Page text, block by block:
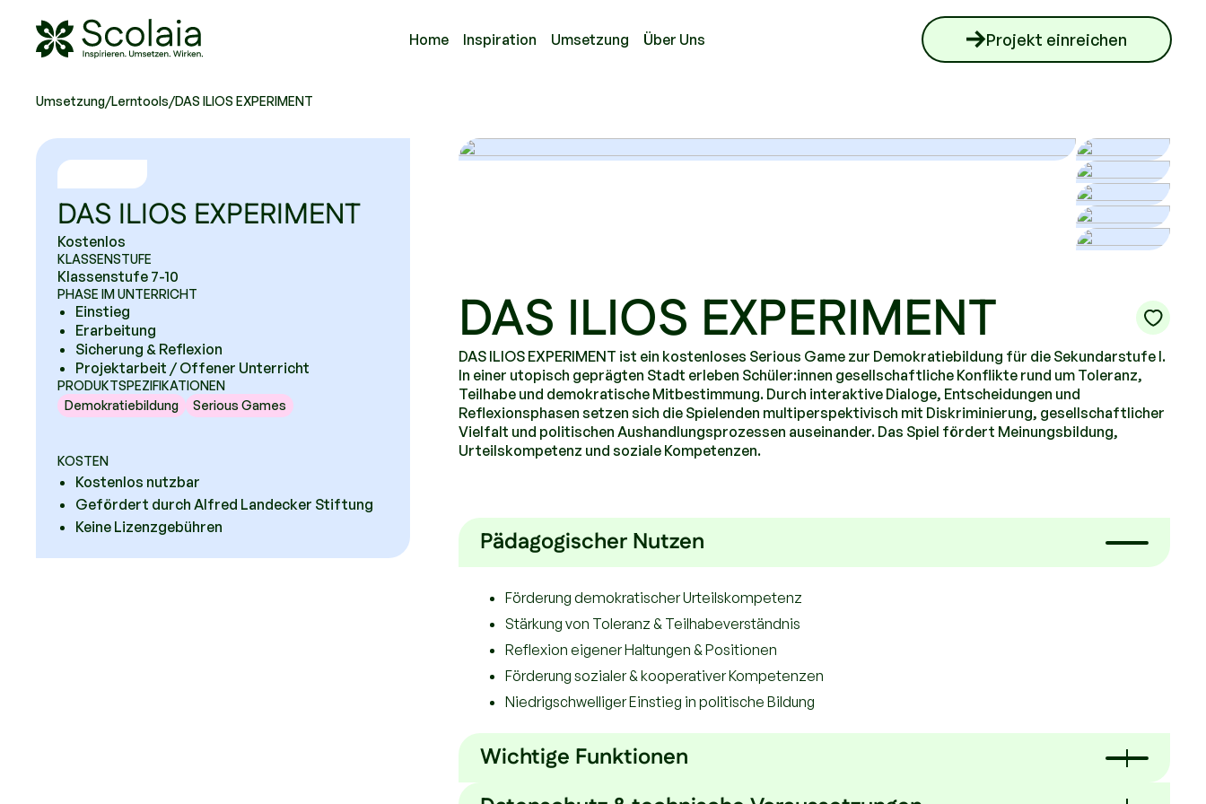
Home Inspiration Umsetzung Über Uns Projekt einreichen
Umsetzung/Lerntools/DAS ILIOS EXPERIMENT
DAS ILIOS EXPERIMENT
Kostenlos
KLASSENSTUFE
Klassenstufe 7-10
PHASE IM UNTERRICHT
Einstieg
Erarbeitung
Sicherung & Reflexion
Projektarbeit / Offener Unterricht
PRODUKTSPEZIFIKATIONEN
Demokratiebildung
Serious Games
KOSTEN
Kostenlos nutzbar
Gefördert durch Alfred Landecker Stiftung
Keine Lizenzgebühren
DAS ILIOS EXPERIMENT
DAS ILIOS EXPERIMENT ist ein kostenloses Serious Game zur Demokratiebildung für die Sekundarstufe I.
In einer utopisch geprägten Stadt erleben Schüler:innen gesellschaftliche Konflikte rund um Toleranz,
Teilhabe und demokratische Mitbestimmung. Durch interaktive Dialoge, Entscheidungen und
Reflexionsphasen setzen sich die Spielenden multiperspektivisch mit Diskriminierung, gesellschaftlicher
Vielfalt und politischen Aushandlungsprozessen auseinander. Das Spiel fördert Meinungsbildung,
Urteilskompetenz und soziale Kompetenzen.
Pädagogischer Nutzen
Förderung demokratischer Urteilskompetenz
Stärkung von Toleranz & Teilhabeverständnis
Reflexion eigener Haltungen & Positionen
Förderung sozialer & kooperativer Kompetenzen
Niedrigschwelliger Einstieg in politische Bildung
Wichtige Funktionen